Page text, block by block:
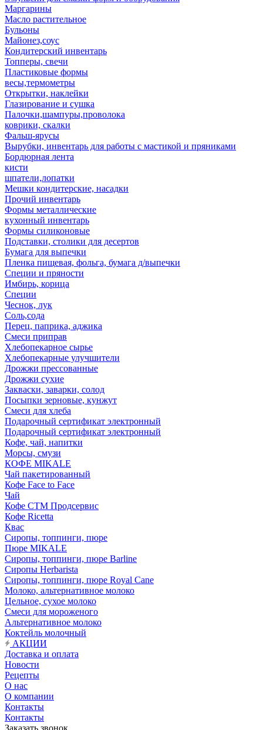
Маргарины
Масло растительное
Бульоны
Майонез,соус
Кондитерский инвентарь
Топперы, свечи
Пластиковые формы
весы,термометры
Открытки, наклейки
Глазирование и сушка
Палочки,шампуры,проволока
коврики, скалки
Фальш-ярусы
Вырубки, инвентарь для работы с мастикой и пряниками
Бордюрная лента
кисти
шпатели,лопатки
Мешки кондитерские, насадки
Прочий инвентарь
Формы металлические
кухонный инвентарь
Формы силиконовые
Подставки, столики для десертов
Бумага для выпечки
Пленка пищевая, фольга, бумага д/выпечки
Специи и пряности
Имбирь, корица
Специи
Чеснок, лук
Соль,сода
Перец, паприка, аджика
Смеси приправ
Хлебопекарное сырье
Хлебопекарные улучшители
Дрожжи прессованные
Дрожжи сухие
Закваски, заварки, солод
Посыпки зерновые, кунжут
Смеси для хлеба
Подарочный сертификат электронный
Подарочный сертификат электронный
Кофе, чай, напитки
Морсы, смузи
КОФЕ MIKALE
Чай пакетированный
Кофе Face to Face
Чай
Кофе СТМ Продсервис
Кофе Ricetta
Квас
Сиропы, топпинги, пюре
Пюре MIKALE
Сиропы, топпинги, пюре Barline
Сиропы Herbarista
Сиропы, топпинги, пюре Royal Cane
Молоко, альтернативное молоко
Цельное, сухое молоко
Смеси для мороженого
Альтернативное молоко
Коктейль молочный
АКЦИИ
Доставка и оплата
Новости
Рецепты
О нас
О компании
Контакты
Контакты
Заказать звонок